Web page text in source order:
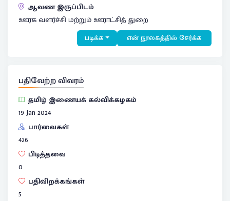
ஆவண இருப்பிடம்
ஊரக வளர்ச்சி மற்றும் ஊராட்சித் துறை
படிக்க என் நூலகத்தில் சேர்க்க
பதிவேற்ற விவரம்
தமிழ் இணையக் கல்விக்கழகம்
19 Jan 2024
பார்வைகள்
426
பிடித்தவை
0
பதிவிறக்கங்கள்
5